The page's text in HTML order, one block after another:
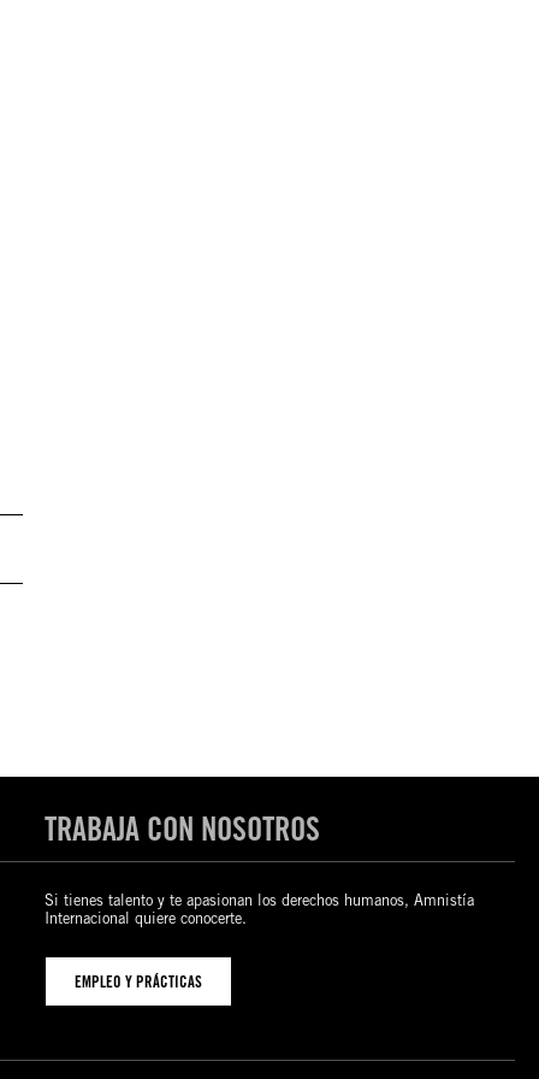
TRABAJA CON NOSOTROS
Si tienes talento y te apasionan los derechos humanos, Amnistía
Internacional quiere conocerte.
EMPLEO Y PRÁCTICAS